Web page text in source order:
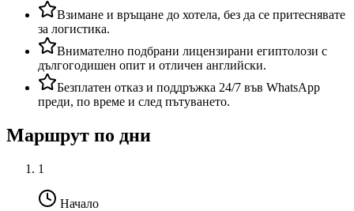
Взимане и връщане до хотела, без да се притеснявате
за логистика.
Внимателно подбрани лицензирани египтолози с
дългогодишен опит и отличен английски.
Безплатен отказ и поддръжка 24/7 във WhatsApp
преди, по време и след пътуването.
Маршрут по дни
1
Начало